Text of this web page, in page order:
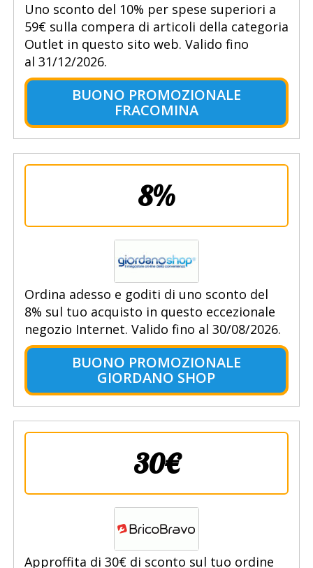
Uno sconto del 10% per spese superiori a
59€ sulla compera di articoli della categoria
Outlet in questo sito web. Valido fino
al 31/12/2026.
BUONO PROMOZIONALE
FRACOMINA
8%
Ordina adesso e goditi di uno sconto del
8% sul tuo acquisto in questo eccezionale
negozio Internet. Valido fino al 30/08/2026.
BUONO PROMOZIONALE
GIORDANO SHOP
30€
Approffita di 30€ di sconto sul tuo ordine